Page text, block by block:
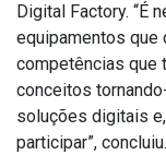
Digital Factory. “É
equipamentos
competências que
conceitos
soluções digitais
participar”, concluiu.